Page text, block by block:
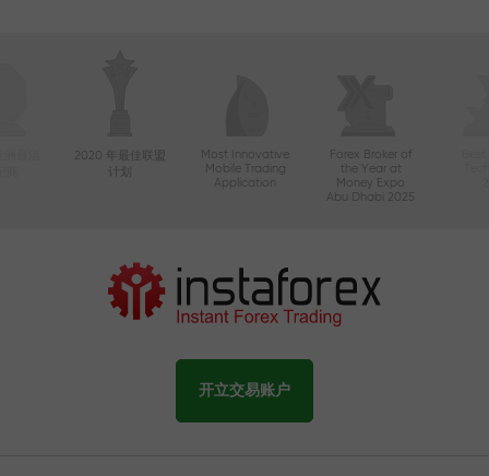
2020 年最佳联盟
Most Innovative
Mobile Trading
Application
Forex Broker of
the Year at
Money Expo
Abu Dhabi 2025
开立交易账户